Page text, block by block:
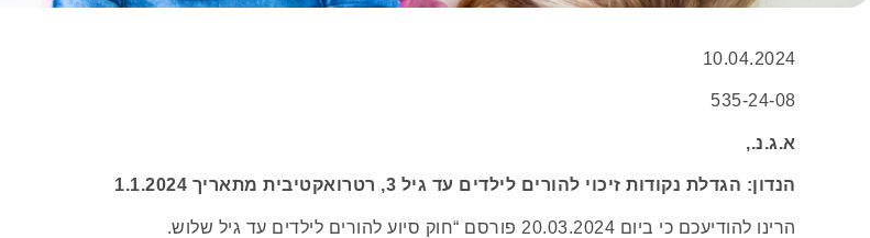
10.04.2024
535-24-08
א.ג.נ.,
הנדון: הגדלת נקודות זיכוי להורים לילדים עד גיל 3, רטרואקטיבית מתאריך 1.1.2024
הרינו להודיעכם כי ביום 20.03.2024 פורסם “חוק סיוע להורים לילדים עד גיל שלוש.